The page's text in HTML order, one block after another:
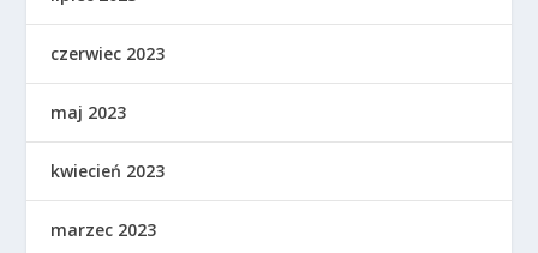
czerwiec 2023
maj 2023
kwiecień 2023
marzec 2023